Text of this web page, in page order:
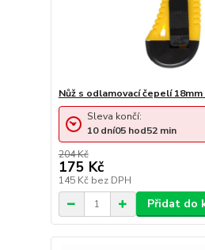
Nůž s odlamovací čepelí 18mm
204 Kč
175 Kč
145 Kč bez DPH
Sleva končí:
10 dní05 hod52 min
Přidat do